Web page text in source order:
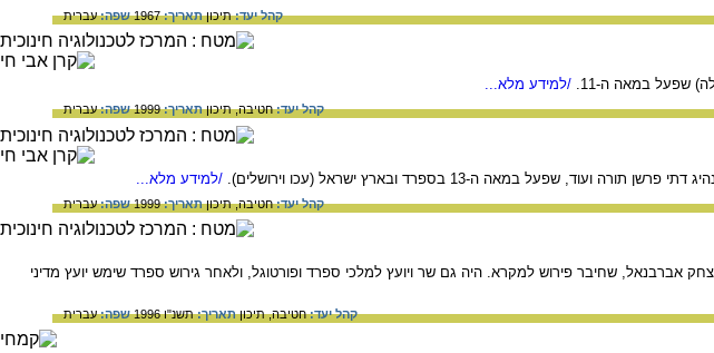
קהל יעד:תיכוןתאריך:1967 שפה:עברית
שפעל במאה ה-11. /למידע מלא...
קהל יעד:חטיבה,תיכוןתאריך:1999 שפה:עברית
במאה ה-13 בספרד ובארץ ישראל (עכו וירושלים). /למידע מלא...
קהל יעד:חטיבה,תיכוןתאריך:1999 שפה:עברית
מידע העוסק במנהיג היהודים בספרד ובפורטוגל במאה ה-15, דון יצחק אברבנאל, שחיבר פירוש למקרא. היה גם שר ויועץ למלכי ספרד ופורטוגל, ולאחר גירוש ספרד שימש יועץ מדיני
קהל יעד:חטיבה,תיכוןתאריך:תשנ"ו 1996 שפה:עברית